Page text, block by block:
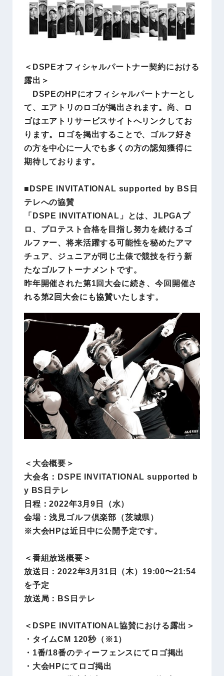
＜DSPEオフィシャルパートナー契約における
露出＞
DSPEのHPにオフィシャルパートナーとし
て、エアトリのロゴが掲出されます。尚、ロ
ゴはエアトリサービスサイトへリンクしてお
ります。ロゴを掲出することで、ゴルフ好き
の方を中心に一人でも多くの方の認知獲得に
期待しております。
■DSPE INVITATIONAL supported by BS日
テレへの協賛
「DSPE INVITATIONAL」とは、JLPGAプ
ロ、プロテスト合格を目指し努力を続けるゴ
ルファー、将来活躍する可能性を秘めたアマ
チュア、ジュニアが同じ土俵で競技を行う新
たなゴルフトーナメントです。
昨年開催された第1回大会に続き、今回開催さ
れる第2回大会にも協賛いたします。
＜大会概要＞
大会名：DSPE INVITATIONAL supported b
y BS日テレ
日程：2022年3月9日（水）
会場：浅見ゴルフ倶楽部（茨城県）
※大会HPは近日中に公開予定です。
＜番組放送概要＞
放送日：2022年3月31日（木）19:00〜21:54
を予定
放送局：BS日テレ
＜DSPE INVITATIONAL協賛における露出＞
・タイムCM 120秒（※1）
・1番/18番のティーフェンスにてロゴ掲出
・大会HPにてロゴ掲出